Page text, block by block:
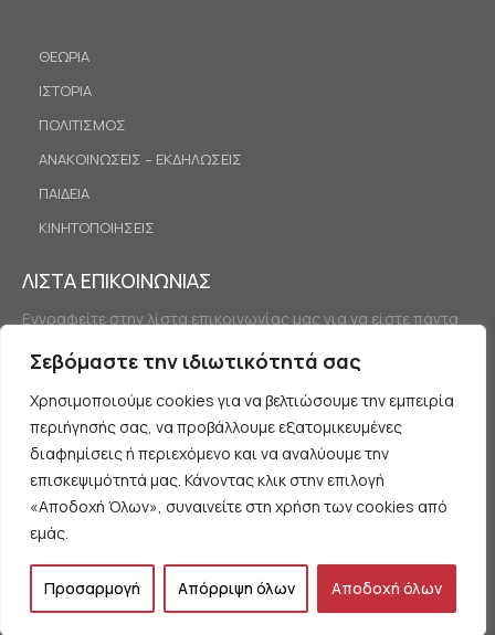
Σεβόμαστε την ιδιωτικότητά σας
Χρησιμοποιούμε cookies για να βελτιώσουμε την εμπειρία
περιήγησής σας, να προβάλλουμε εξατομικευμένες
διαφημίσεις ή περιεχόμενο και να αναλύουμε την
επισκεψιμότητά μας. Κάνοντας κλικ στην επιλογή
«Αποδοχή Όλων», συναινείτε στη χρήση των cookies από
εμάς.
Προσαρμογή Απόρριψη όλων Αποδοχή όλων
ΘΕΩΡΙΑ
ΙΣΤΟΡΙΑ
ΠΟΛΙΤΙΣΜΟΣ
ΑΝΑΚΟΙΝΩΣΕΙΣ – ΕΚΔΗΛΩΣΕΙΣ
ΠΑΙΔΕΙΑ
ΚΙΝΗΤΟΠΟΙΗΣΕΙΣ
ΛΙΣΤΑ ΕΠΙΚΟΙΝΩΝΙΑΣ
Εγγραφείτε στην λίστα επικοινωνίας μας για να είστε πάντα
Εγγραφή